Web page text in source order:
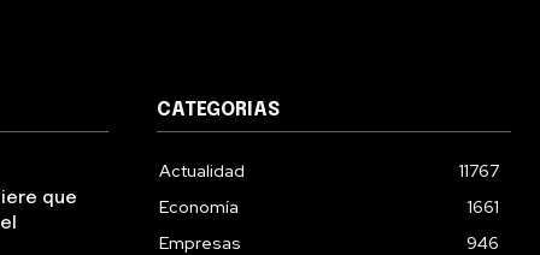
que
CATEGORIAS
Actualidad
11767
Economía
1661
Empresas
946